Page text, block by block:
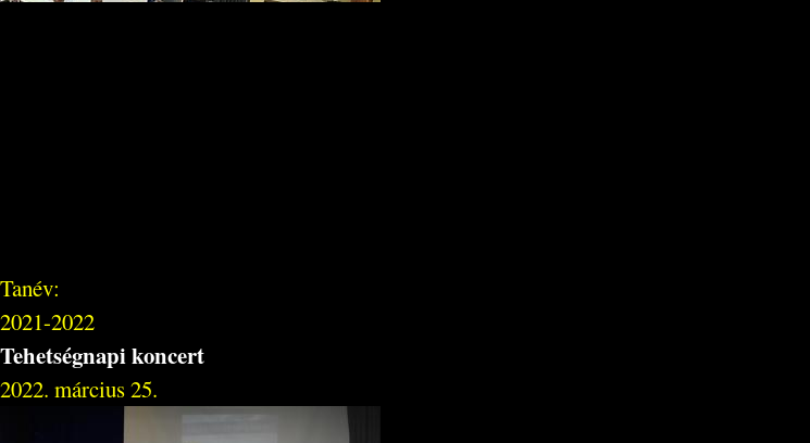
Tanév:
2021-2022
Tehetségnapi koncert
2022. március 25.